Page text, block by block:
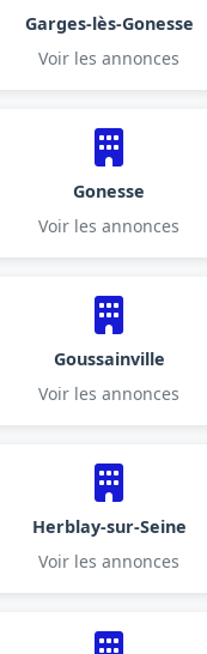
Garges-lès-Gonesse
Voir les annonces
Gonesse
Voir les annonces
Goussainville
Voir les annonces
Herblay-sur-Seine
Voir les annonces